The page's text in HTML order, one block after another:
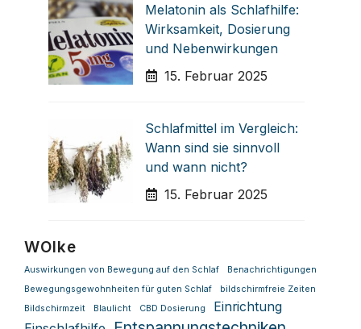
Melatonin als Schlafhilfe:
Wirksamkeit, Dosierung
und Nebenwirkungen
15. Februar 2025
Schlafmittel im Vergleich:
Wann sind sie sinnvoll
und wann nicht?
15. Februar 2025
WOlke
Auswirkungen von Bewegung auf den Schlaf
Benachrichtigungen
Bewegungsgewohnheiten für guten Schlaf
bildschirmfreie Zeiten
Bildschirmzeit
Blaulicht CBD Dosierung
Einrichtung